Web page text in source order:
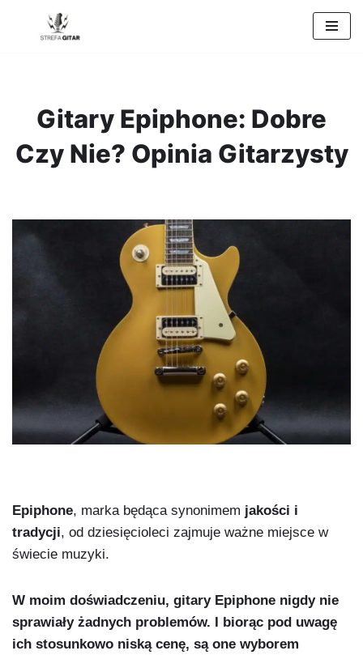
Przejdź
Gitary Epiphone: Dobre
Czy Nie? Opinia Gitarzysty
Epiphone, marka będąca synonimem jakości i
tradycji, od dziesięcioleci zajmuje ważne miejsce w
świecie muzyki.
W moim doświadczeniu, gitary Epiphone nigdy nie
sprawiały żadnych problemów. I biorąc pod uwagę
ich stosunkowo niską cenę, są one wyborem